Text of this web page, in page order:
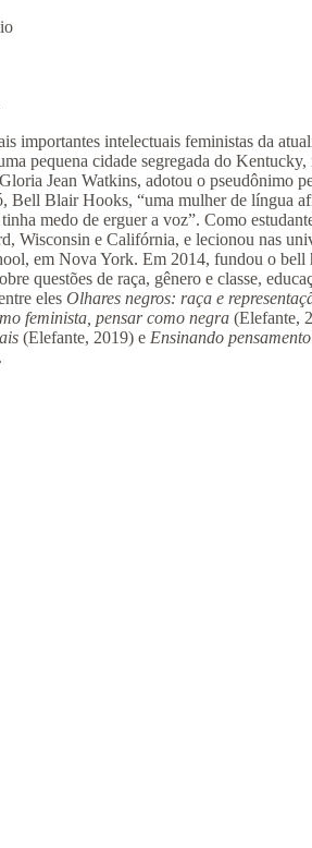
importantes intelectuais feministas da
pequena cidade segregada do Kentucky,
Jean Watkins, adotou o pseudônimo
Bell Blair Hooks, “uma mulher de língua
medo de erguer a voz”. Como
Wisconsin e Califórnia, e lecionou nas
em Nova York. Em 2014, fundou o bell
questões de raça, gênero e classe,
eles Olhares negros: raça e
feminista, pensar como negra (Elefante,
(Elefante, 2019) e Ensinando